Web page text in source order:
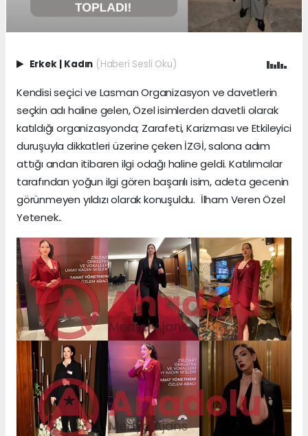
Erkek | Kadın (Haberi Sesli Oku)
Kendisi seçici ve Lasman Organizasyon ve davetlerin
seçkin adı haline gelen, Özel isimlerden davetli olarak
katıldığı organizasyonda; Zarafeti, Karizması ve Etkileyici
duruşuyla dikkatleri üzerine çeken İZGİ, salona adım
attığı andan itibaren ilgi odağı haline geldi. Katılımcılar
tarafından yoğun ilgi gören başarılı isim, adeta gecenin
görünmeyen yıldızı olarak konuşuldu. İlham Veren Özel
Yetenek..